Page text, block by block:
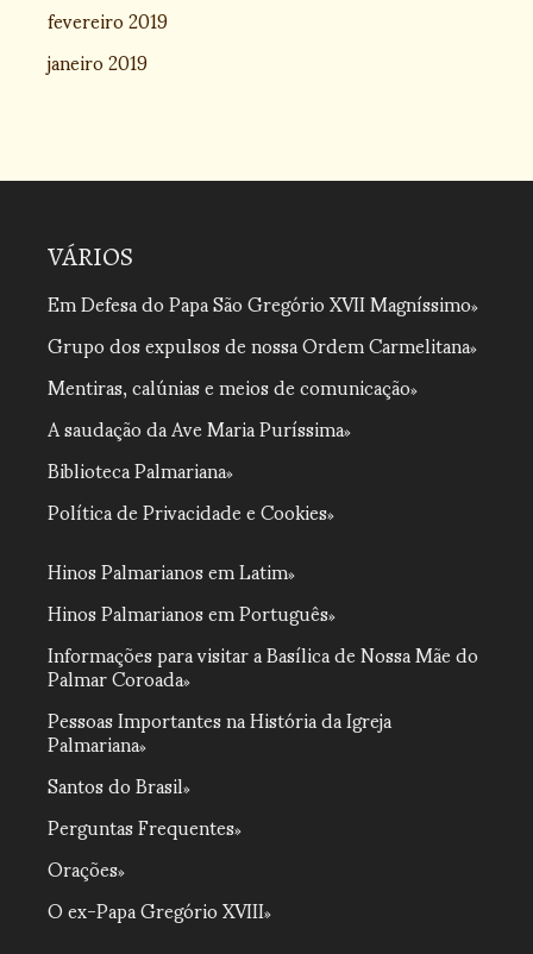
fevereiro 2019
janeiro 2019
VÁRIOS
Em Defesa do Papa São Gregório XVII Magníssimo
Grupo dos expulsos de nossa Ordem Carmelitana
Mentiras, calúnias e meios de comunicação
A saudação da Ave Maria Puríssima
Biblioteca Palmariana
Política de Privacidade e Cookies
Hinos Palmarianos em Latim
Hinos Palmarianos em Português
Informações para visitar a Basílica de Nossa Mãe do
Palmar Coroada
Pessoas Importantes na História da Igreja
Palmariana
Santos do Brasil
Perguntas Frequentes
Orações
O ex-Papa Gregório XVIII